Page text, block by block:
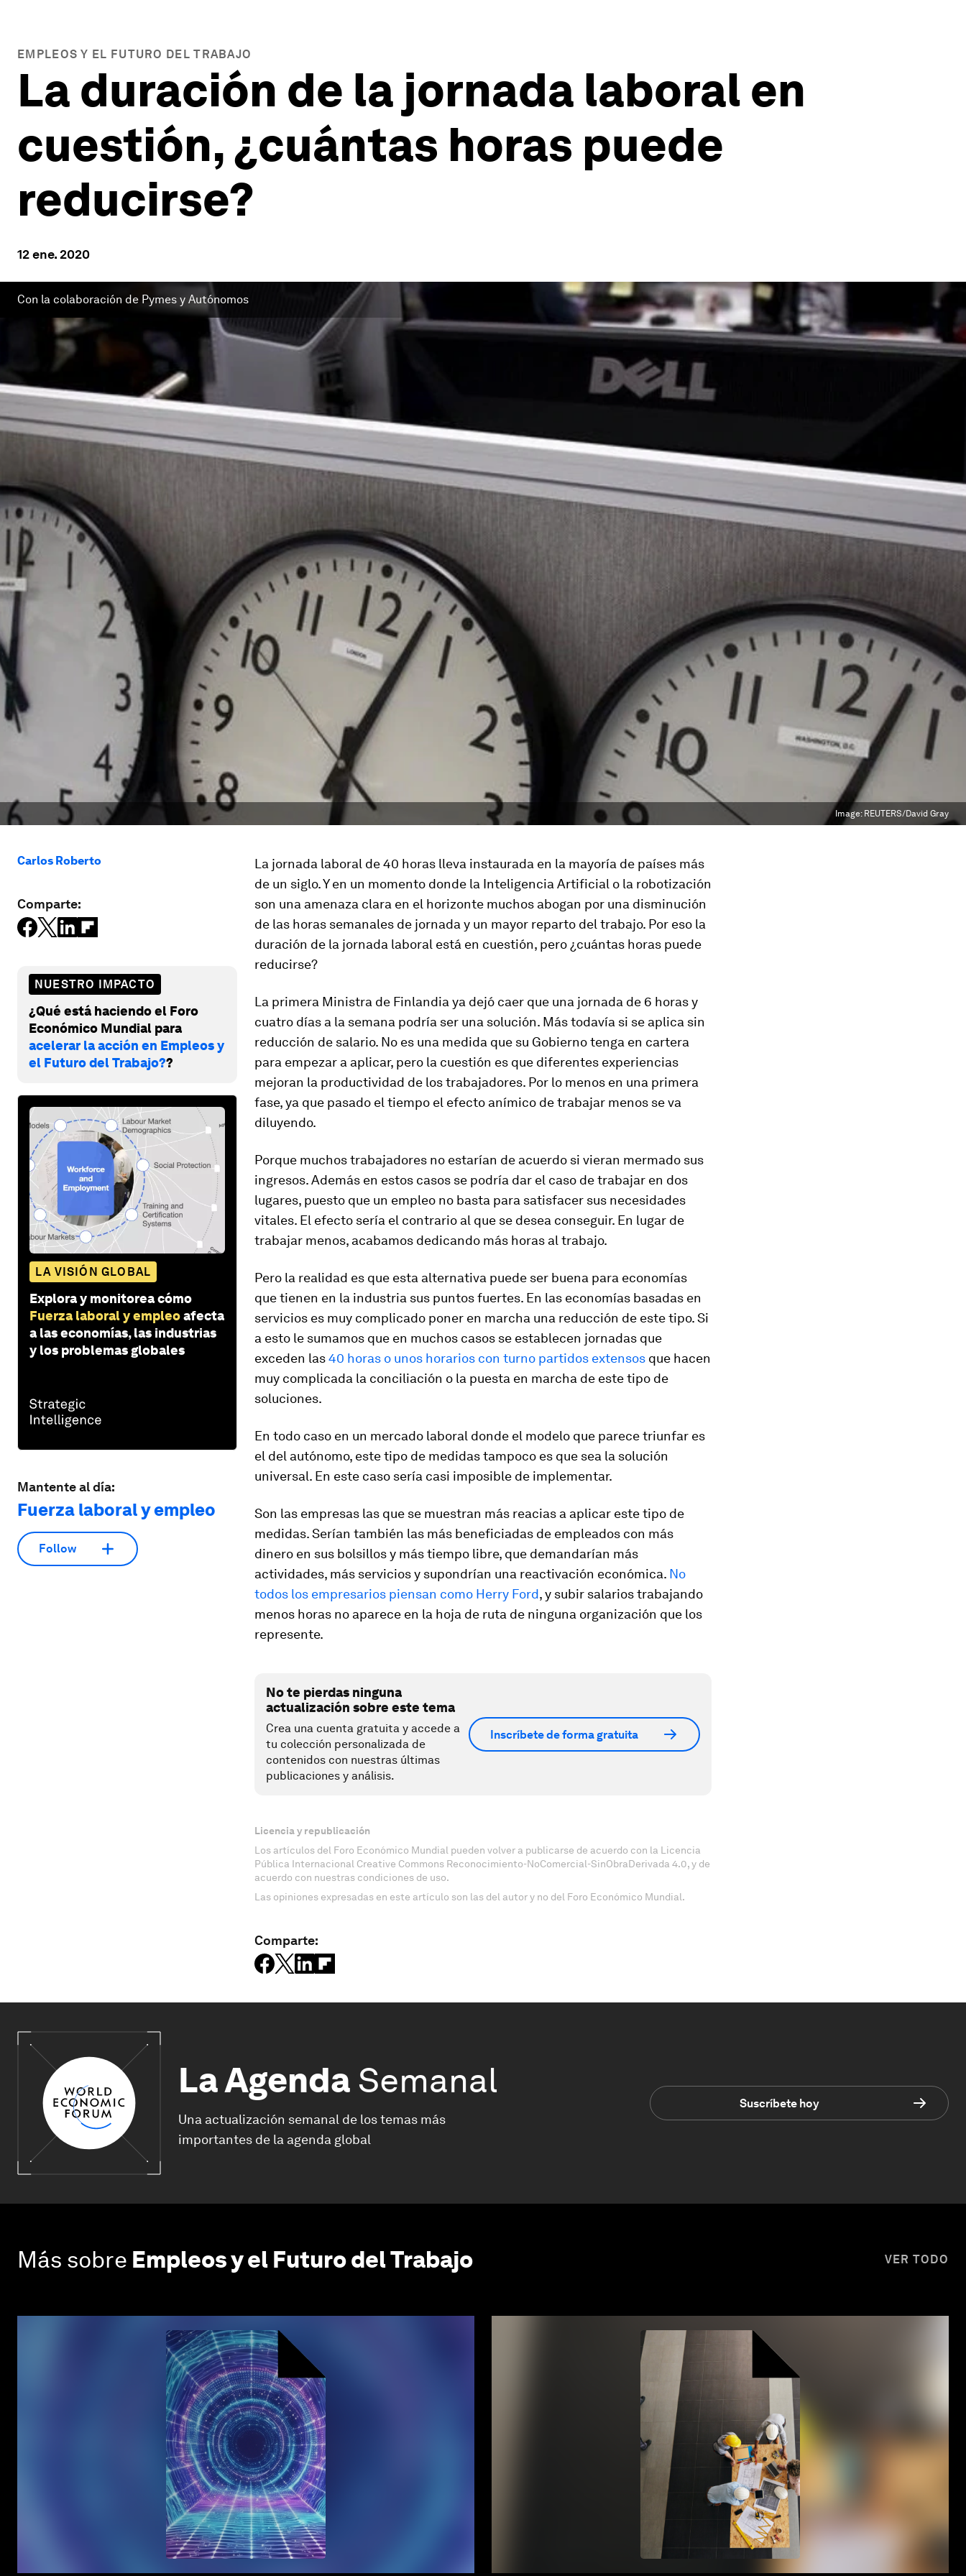
EMPLEOS Y EL FUTURO DEL TRABAJO
La duración de la jornada laboral en
cuestión, ¿cuántas horas puede
reducirse?
12 ene. 2020
Con la colaboración de Pymes y Autónomos
Image: REUTERS/David Gray
Carlos Roberto
Comparte:
NUESTRO IMPACTO
¿Qué está haciendo el Foro
Económico Mundial para
acelerar la acción en Empleos y
el Futuro del Trabajo??
LA VISIÓN GLOBAL
Explora y monitorea cómo
Fuerza laboral y empleoafecta
a las economías, las industrias
y los problemas globales
Mantente al día:
Fuerza laboral y empleo
Follow
La jornada laboral de 40 horas lleva instaurada en la mayoría de países más
de un siglo. Y en un momento donde la Inteligencia Artificial o la robotización
son una amenaza clara en el horizonte muchos abogan por una disminución
de las horas semanales de jornada y un mayor reparto del trabajo. Por eso la
duración de la jornada laboral está en cuestión, pero ¿cuántas horas puede
reducirse?
La primera Ministra de Finlandia ya dejó caer que una jornada de 6 horas y
cuatro días a la semana podría ser una solución. Más todavía si se aplica sin
reducción de salario. No es una medida que su Gobierno tenga en cartera
para empezar a aplicar, pero la cuestión es que diferentes experiencias
mejoran la productividad de los trabajadores. Por lo menos en una primera
fase, ya que pasado el tiempo el efecto anímico de trabajar menos se va
diluyendo.
Porque muchos trabajadores no estarían de acuerdo si vieran mermado sus
ingresos. Además en estos casos se podría dar el caso de trabajar en dos
lugares, puesto que un empleo no basta para satisfacer sus necesidades
vitales. El efecto sería el contrario al que se desea conseguir. En lugar de
trabajar menos, acabamos dedicando más horas al trabajo.
Pero la realidad es que esta alternativa puede ser buena para economías
que tienen en la industria sus puntos fuertes. En las economías basadas en
servicios es muy complicado poner en marcha una reducción de este tipo. Si
a esto le sumamos que en muchos casos se establecen jornadas que
exceden las40 horas o unos horarios con turno partidos extensos que hacen
muy complicada la conciliación o la puesta en marcha de este tipo de
soluciones.
En todo caso en un mercado laboral donde el modelo que parece triunfar es
el del autónomo, este tipo de medidas tampoco es que sea la solución
universal. En este caso sería casi imposible de implementar.
Son las empresas las que se muestran más reacias a aplicar este tipo de
medidas. Serían también las más beneficiadas de empleados con más
dinero en sus bolsillos y más tiempo libre, que demandarían más
actividades, más servicios y supondrían una reactivación económica. No
todos los empresarios piensan como Herry Ford, y subir salarios trabajando
menos horas no aparece en la hoja de ruta de ninguna organización que los
represente.
No te pierdas ninguna
actualización sobre este tema
Crea una cuenta gratuita y accede a
tu colección personalizada de
contenidos con nuestras últimas
publicaciones y análisis.
Inscríbete de forma gratuita
Licencia y republicación
Los artículos del Foro Económico Mundial pueden volver a publicarse de acuerdo con la Licencia
Pública Internacional Creative Commons Reconocimiento-NoComercial-SinObraDerivada 4.0, y de
acuerdo con nuestras condiciones de uso.
Las opiniones expresadas en este artículo son las del autor y no del Foro Económico Mundial.
Comparte:
La Agenda Semanal
Una actualización semanal de los temas más
importantes de la agenda global
Suscríbete hoy
Más sobre Empleos y el Futuro del Trabajo VER TODO